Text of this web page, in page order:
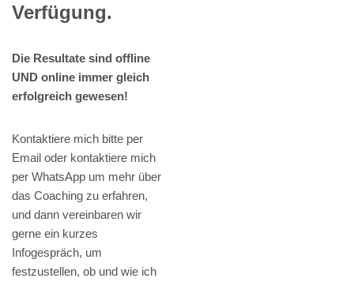
Verfügung.
Die Resultate sind offline
UND online immer gleich
erfolgreich gewesen!
Kontaktiere mich bitte per
Email oder kontaktiere mich
per WhatsApp um mehr über
das Coaching zu erfahren,
und dann vereinbaren wir
gerne ein kurzes
Infogespräch, um
festzustellen, ob und wie ich